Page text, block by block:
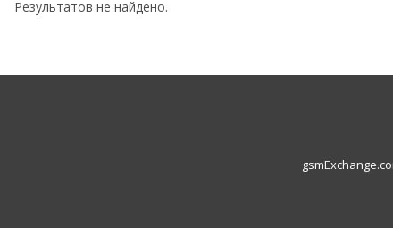
Результатов не найдено.